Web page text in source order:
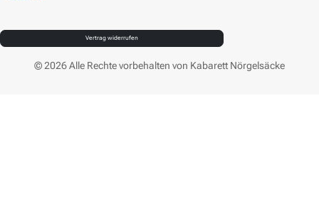
Vertrag widerrufen
© 2026 Alle Rechte vorbehalten von Kabarett Nörgelsäcke